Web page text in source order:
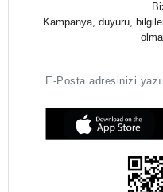
Kampanya, duyuru,